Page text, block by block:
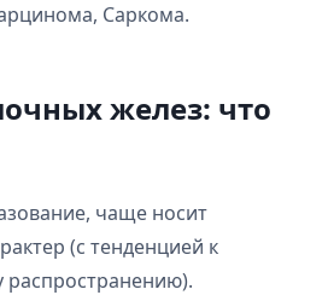
Саркома.
желез: что
чаще носит
(с тенденцией к